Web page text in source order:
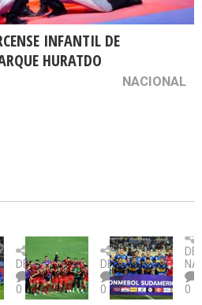
INFANTIL DE
HURATDO
NACIONAL
U.
Católica
fue
citada
DEPORTES
0
Copa
Sudamericana:
U.
La
DEPORTES
0
un
0